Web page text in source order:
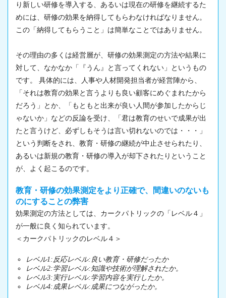
り新しい研修を導入する、あるいは現在の研修を継続するた
めには、研修の効果を納得してもらわなければなりません。
この「納得してもらうこと」は簡単なことではありません。
その理由の多くは経営層が、研修の効果測定の方法や結果に
対して、なかなか「『うん』と言ってくれない」というもの
です。 具体的には、人事や人材開発担当者が経営陣から、
「それは教育の効果と言うよりも良い顧客にめぐまれたから
だろう」とか、「もともと出来が良い人間が参加したからじ
ゃないか」などの反論を受け、「君は教育のせいで成果が出
たと言うけど、必ずしもそうは言い切れないのでは・・・」
という判断をされ、教育・研修の継続が中止させられたり、
あるいは新規の教育・研修の導入が却下されたりということ
が、よく起こるのです。
教育・研修の効果測定をより正確で、間違いのないも
のにすることの弊害
効果測定の方法としては、カークパトリックの「レベル４」
が一般に良く知られています。
＜カークパトリックのレベル４＞
レベル1:反応レベル:良い教育・研修だったか
レベル2:学習レベル:知識や技術が理解されたか。
レベル3:実行レベル:学習内容を実行したか。
レベル4:成果レベル:成果につながったか。